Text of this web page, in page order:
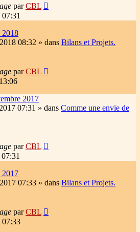
parCBL
2018
08:32 » dans Bilans et Projets.
parCBL
2017
07:31 » dans Comme une envie de
parCBL
2017
07:33 » dans Bilans et Projets.
parCBL
07:33